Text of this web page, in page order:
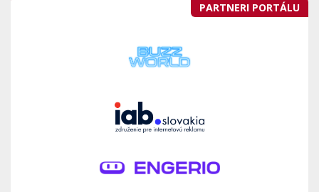
PARTNERI PORTÁLU